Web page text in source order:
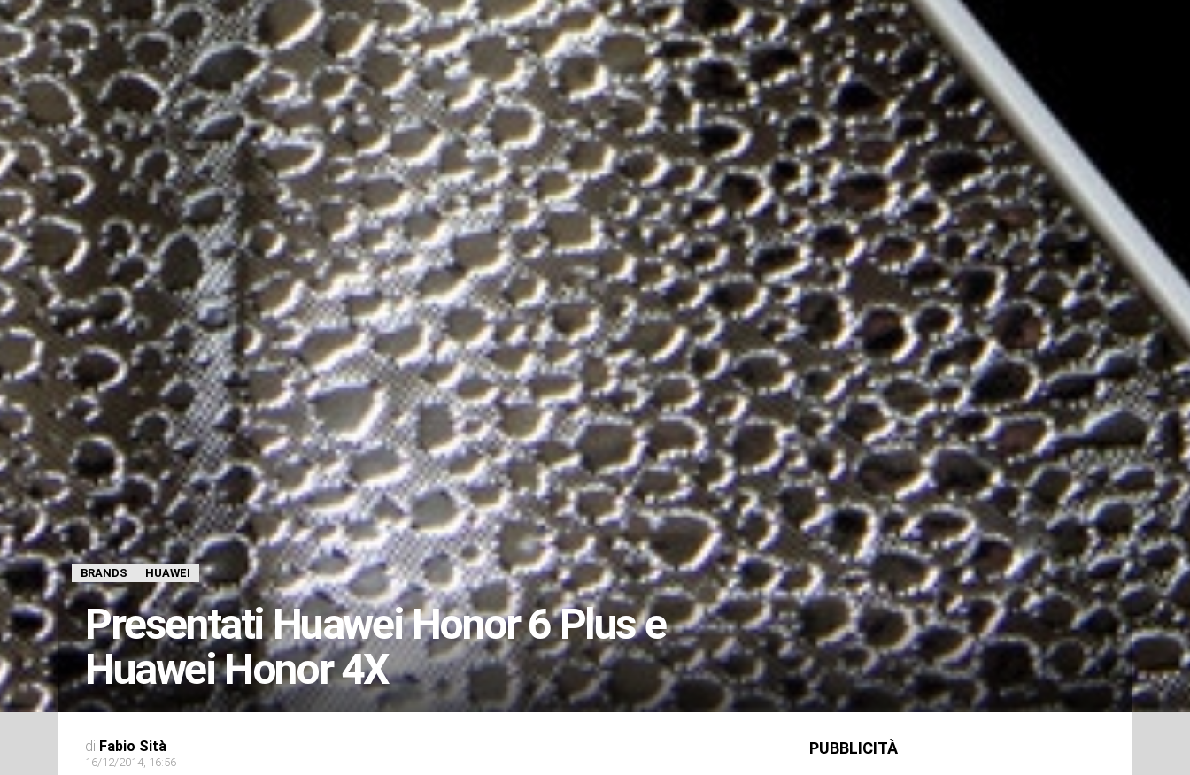
BRANDS HUAWEI
Presentati Huawei Honor 6 Plus e
Huawei Honor 4X
di Fabio Sità
16/12/2014, 16:56
PUBBLICITÀ